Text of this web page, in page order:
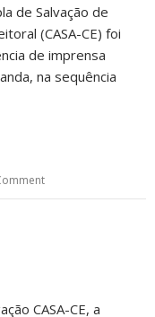
de Salvação de
(CASA-CE) foi
de imprensa
na sequência
CASA-CE, a